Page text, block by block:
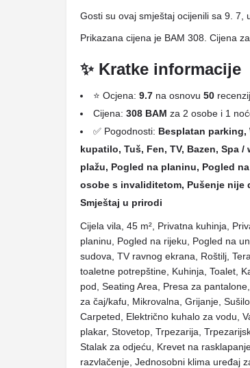
Gosti su ovaj smještaj ocijenili sa 9. 7,
Prikazana cijena je BAM 308. Cijena
✨ Kratke informacije
⭐ Ocjena: 9.7 na osnovu 50
Cijena: 308 BAM za 2 osobe i 1
✅ Pogodnosti: Besplatan parking,
kupatilo, Tuš, Fen, TV, Bazen, Spa
plažu, Pogled na planinu, Pogled
osobe s invaliditetom, Pušenje nije
Smještaj u prirodi
Cijela vila, 45 m², Privatna kuhinja,
planinu, Pogled na rijeku, Pogled na
sudova, TV ravnog ekrana, Roštilj,
toaletne potrepštine, Kuhinja, Toalet,
pod, Seating Area, Presa za
za čaj/kafu, Mikrovalna, Grijanje,
Carpeted, Električno kuhalo za vodu,
plakar, Stovetop, Trpezarija,
Stalak za odjeću, Krevet na
razvlačenje, Jednosobni klima uređaj